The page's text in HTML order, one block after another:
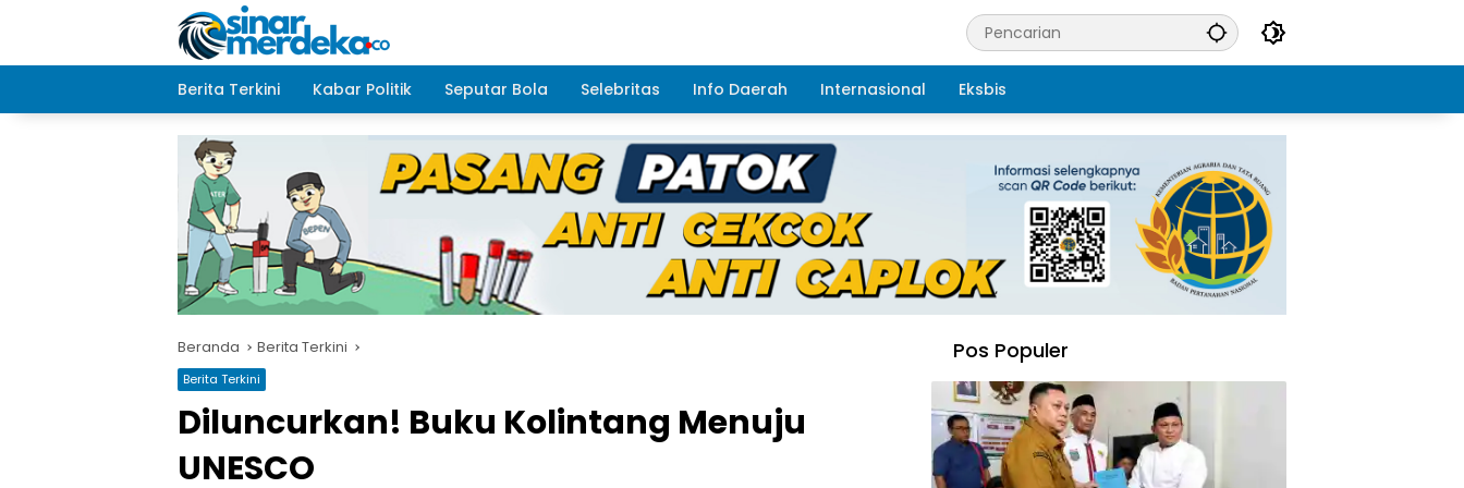
Berita Terkini
Kabar Politik Seputar Bola Selebritas Info Daerah Internasional Eksbis
Beranda Berita Terkini
Berita Terkini
Diluncurkan! Buku Kolintang Menuju
UNESCO
Pos Populer